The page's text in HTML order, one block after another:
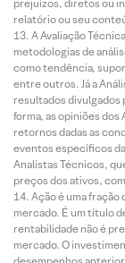
prejuízos, diretos ou
relatório ou seu
A Avaliação
metodologias de
como tendência,
entre outros. Já a
resultados divulgados
forma, as opiniões
retornos dadas as
eventos específicos
Analistas Técnicos,
preços dos ativos,
Ação é uma fração
mercado. É um título
rentabilidade não é
mercado. O